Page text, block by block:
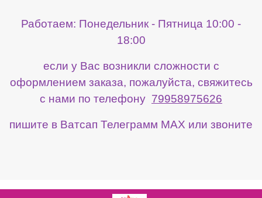
Работаем: Понедельник - Пятница 10:00 -
18:00
если у Вас возникли сложности с
оформлением заказа, пожалуйста, свяжитесь
с нами по телефону 79958975626
пишите в Ватсап Телеграмм МАХ или звоните